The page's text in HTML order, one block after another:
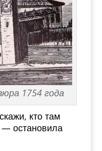
1754 года
кто там
остановила